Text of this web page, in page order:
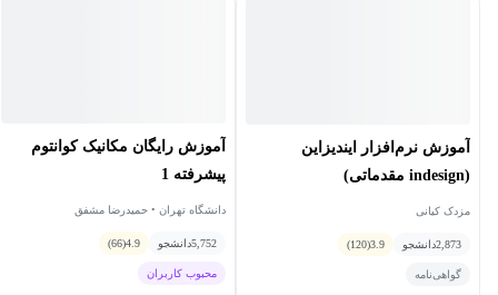
آموزش نرم‌افزار ایندیزاین
(indesign مقدماتی)
مزدک کیانی
2,873دانشجو 3.9
(120)
گواهی‌نامه
آموزش رایگان مکانیک کوانتوم
پیشرفته 1
دانشگاه تهران • حمیدرضا مشفق
5,752دانشجو 4.9
(66)
محبوب کاربران